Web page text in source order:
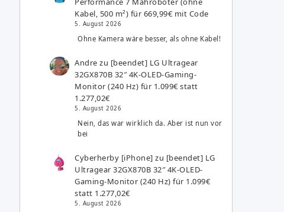
Kabel, 500 m²) für 669,99€ mit Code
5. August 2026
Ohne Kamera wäre besser, als ohne Kabel!
Andre zu [beendet] LG Ultragear
32GX870B 32″ 4K-OLED-Gaming-
Monitor (240 Hz) für 1.099€ statt
1.277,02€
5. August 2026
Nein, das war wirklich da. Aber ist nun vor
bei
Cyberherby [iPhone] zu [beendet] LG
Ultragear 32GX870B 32″ 4K-OLED-
Gaming-Monitor (240 Hz) für 1.099€
statt 1.277,02€
5. August 2026